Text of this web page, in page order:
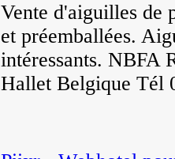
Vente d'aiguilles de
et préemballées.
intéressants. NBFA
Hallet Belgique Tél